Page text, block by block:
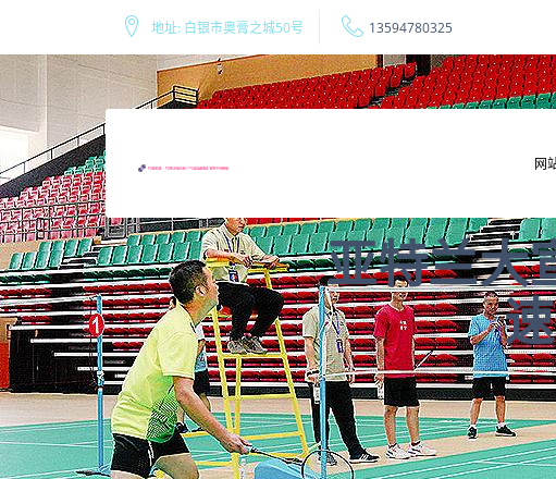
地址: 白银市奥膏之城50号 13594780325
网
亚特兰大